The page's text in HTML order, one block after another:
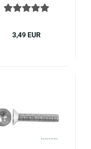
stahl ~ DIN 965
3,49 EUR